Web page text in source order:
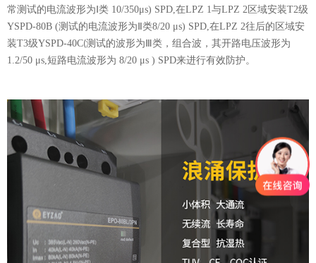
常测试的电流波形为Ⅰ类 10/350μs) SPD, 在LPZ 1与LPZ 2 区域安装T2级
YSPD-80B (测试的电流波形为Ⅱ类8/20 μs) SPD, 在LPZ 2往后的区域安
装T3级YSPD-40C(测试的波形为Ⅲ类，组合波，其开路电压波形为
1.2/50 μs, 短路电流波形为 8/20 μs ) SPD来进行有效防护。